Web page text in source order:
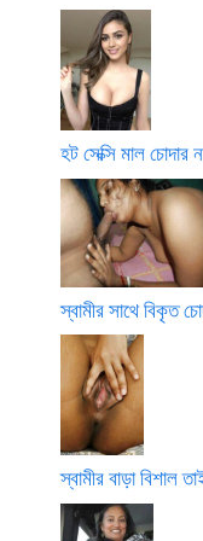
হট সেক্সি মাল চোদার
স্বামীর সাথে বিকৃত
স্বামীর বাড়া বিশাল